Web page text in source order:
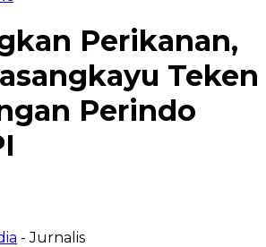
Perikanan,
Teken
Perindo
- Jurnalis